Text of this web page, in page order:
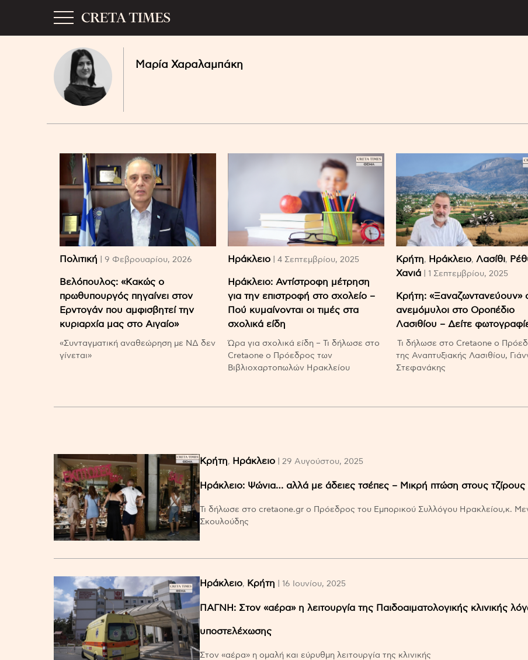
Μαρία Χαραλαμπάκη
Πολιτική | 9 Φεβρουαρίου, 2026
Βελόπουλος: «Κακώς ο
πρωθυπουργός πηγαίνει στον
Ερντογάν που αμφισβητεί την
κυριαρχία μας στο Αιγαίο»
«Συνταγματική αναθεώρηση με ΝΔ δεν
γίνεται»
Ηράκλειο | 4 Σεπτεμβρίου, 2025
Ηράκλειο: Αντίστροφη μέτρηση
για την επιστροφή στο σχολείο –
Πού κυμαίνονται οι τιμές στα
σχολικά είδη
Ώρα για σχολικά είδη – Τι δήλωσε στο
Cretaone ο Πρόεδρος των
Βιβλιοχαρτοπωλών Ηρακλείου
Κρήτη, Ηράκλειο, Λασίθι,
Χανιά | 1 Σεπτεμβρίου, 2025
Κρήτη: «Ξαναζωντανεύουν»
ανεμόμυλοι στο Οροπέδιο
Λασιθίου – Δείτε
Τι δήλωσε στο Cretaone ο
της Αναπτυξιακής Λασιθίου,
Στεφανάκης
Κρήτη, Ηράκλειο | 29 Αυγούστου, 2025
Ηράκλειο: Ψώνια… αλλά με άδειες τσέπες – Μικρή πτώση στους τζίρους
Τι δήλωσε στο cretaone.gr ο Πρόεδρος του Εμπορικού Συλλόγου Ηρακλείου,κ.
Σκουλούδης
Ηράκλειο, Κρήτη | 16 Ιουνίου, 2025
ΠΑΓΝΗ: Στον «αέρα» η λειτουργία της Παιδοαιματολογικής κλινικής
υποστελέχωσης
Στον «αέρα» η ομαλή και εύρυθμη λειτουργία της κλινικής